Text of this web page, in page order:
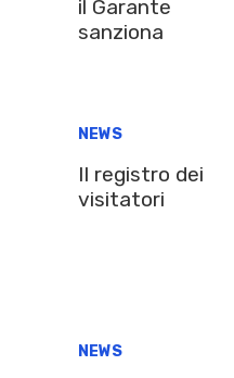
il Garante
sanziona
NEWS
Il registro dei
visitatori
NEWS